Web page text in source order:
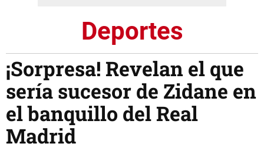
Deportes
¡Sorpresa! Revelan el que
sería sucesor de Zidane en
el banquillo del Real
Madrid